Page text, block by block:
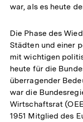
war, als es heute
Die Phase des
Städten und einer
mit wichtigen
heute für die
überragender
war die
Wirtschaftsrat
1951 Mitglied des